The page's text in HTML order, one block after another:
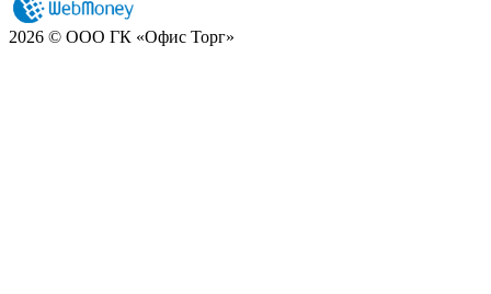
2026 © ООО ГК «Офис Торг»